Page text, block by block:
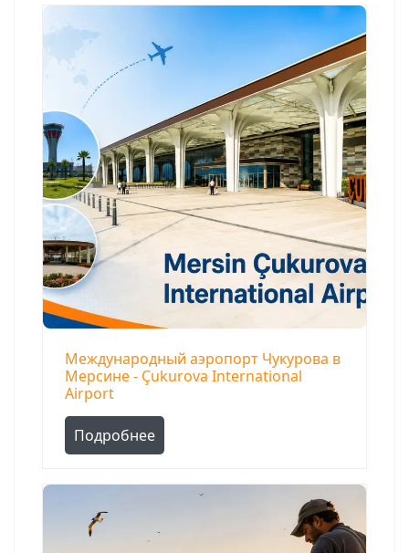
Международный аэропорт Чукурова в
Мерсине - Çukurova International
Airport
Подробнее